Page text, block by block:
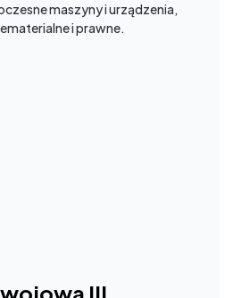
maszyny i urządzenia,
i prawne.
III